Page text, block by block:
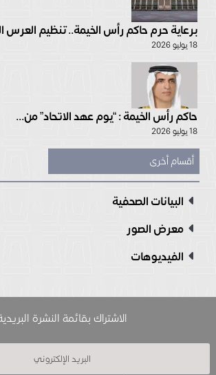
برعاية حرم حاكم رأس الخيمة.. تنظيم العرس
18 يوليو 2026
حاكم رأس الخيمة : “يوم عهد الاتحاد” من...
18 يوليو 2026
أقسام أخرى
البيانات الصحفية
معرض الصور
الفيديوهات
الاشتراك بقائمة النشرة